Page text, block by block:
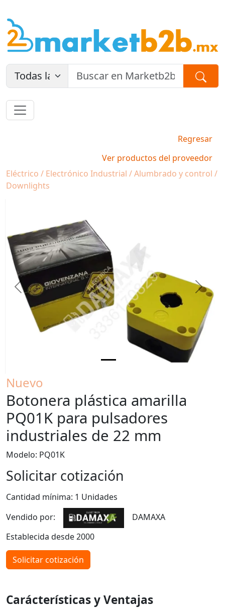
Regresar
Ver productos del proveedor
Eléctrico / Electrónico Industrial / Alumbrado y control /
Downlights
Previous Next
Nuevo
Botonera plástica amarilla
PQ01K para pulsadores
industriales de 22 mm
Modelo: PQ01K
Solicitar cotización
Cantidad mínima: 1 Unidades
Vendido por:
DAMAXA
Establecida desde 2000
Solicitar cotización
Carácterísticas y Ventajas